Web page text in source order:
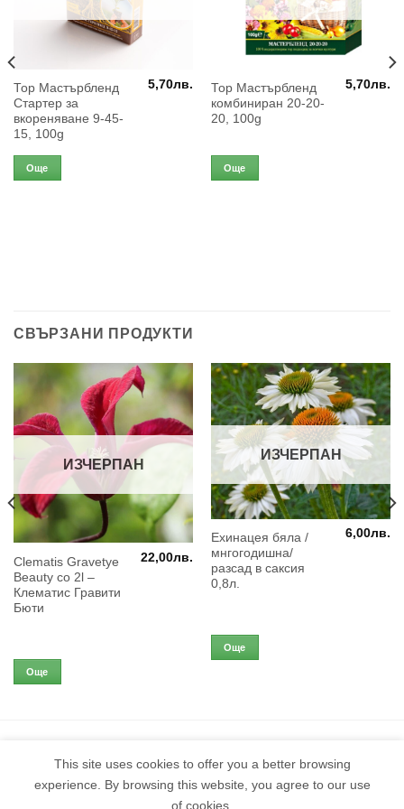
Тор Мастърбленд
Стартер за
вкореняване 9-45-
15, 100g
5,70лв.
Още
Тор Мастърбленд
комбиниран 20-20-
20, 100g
5,70лв.
Още
СВЪРЗАНИ ПРОДУКТИ
ИЗЧЕРПАН
Clematis Gravetye
Beauty co 2l –
Клематис Гравити
Бюти
22,00лв.
Още
ИЗЧЕРПАН
Ехинацея бяла /
мнгогодишна/
разсад в саксия
0,8л.
6,00лв.
Още
This site uses cookies to offer you a better browsing
experience. By browsing this website, you agree to our use
of cookies.